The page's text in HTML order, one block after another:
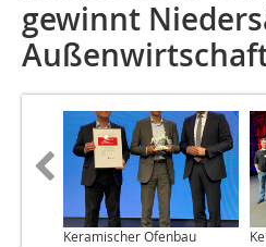
gewinnt
Keramischer Ofenbau